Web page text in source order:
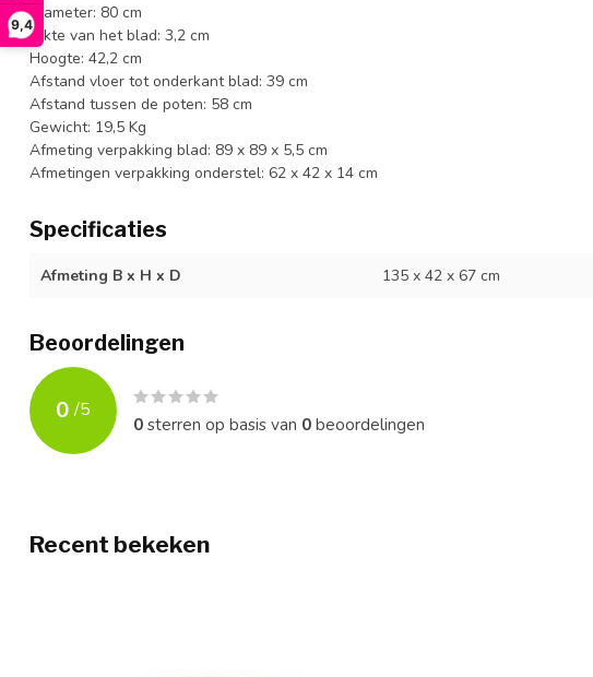
9,4
Diameter: 80 cm
Dikte van het blad: 3,2 cm
Hoogte: 42,2 cm
Afstand vloer tot onderkant blad: 39 cm
Afstand tussen de poten: 58 cm
Gewicht: 19,5 Kg
Afmeting verpakking blad: 89 x 89 x 5,5 cm
Afmetingen verpakking onderstel: 62 x 42 x 14 cm
Specificaties
Afmeting B x H x D 135 x 42 x 67 cm
Beoordelingen
0 /5
0sterren op basis van 0beoordelingen
Recent bekeken